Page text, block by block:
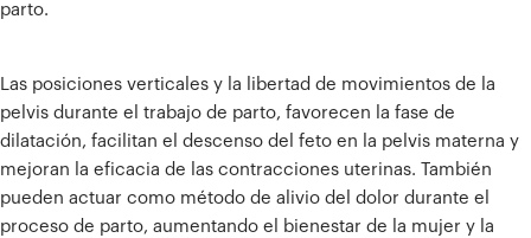
parto.
Las posiciones verticales y la libertad de movimientos de la
pelvis durante el trabajo de parto, favorecen la fase de
dilatación, facilitan el descenso del feto en la pelvis materna y
mejoran la eficacia de las contracciones uterinas. También
pueden actuar como método de alivio del dolor durante el
proceso de parto, aumentando el bienestar de la mujer y la